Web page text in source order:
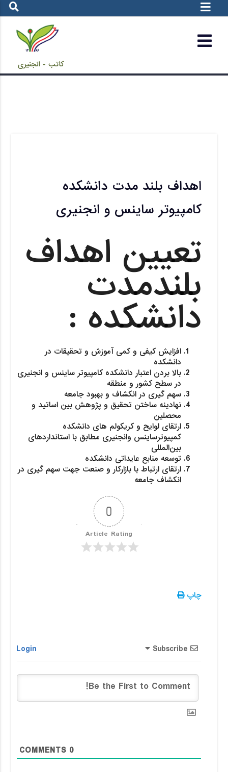
کاتب - انجنیری
اهداف بلند مدت دانشکده
کامپیوتر ساینس و انجنیری
تعیین اهداف
بلندمدت
دانشکده :
افزایش کیفی و کمی آموزش و تحقیقات در
دانشکده
بالا بردن اعتبار دانشکده کامپیوتر ساینس و انجنیری
در سطح کشور و منطقه
سهم گیری در انکشاف و بهبود جامعه
نهادینه ساختن تحقیق و پژوهش بین اساتید و
محصلین
ارتقای لوایح و کریکولم های دانشکده
کمپیوترساینس وانجنیری مطابق با استانداردهای
بینالمللی
توسعه منابع عایداتی دانشکده
ارتقای ارتباط با بازارکار و صنعتجهت سهم گیری در
انکشاف جامعه
0
Article Rating
چاپ
Subscribe
0